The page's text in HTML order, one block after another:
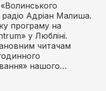
радіо Адріан Малиша.
програму на
у Любліні.
читачам
нашого